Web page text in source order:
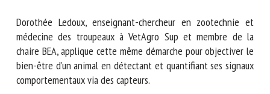
Dorothée Ledoux, enseignant-chercheur en zootechnie et
médecine des troupeaux à VetAgro Sup et membre de la
chaire BEA, applique cette même démarche pour objectiver
le bien-être d’un animal en détectant et quantifiant ses
signaux comportementaux via des capteurs.
E-mail *
En soumettant ce formulaire, j'accepte que les